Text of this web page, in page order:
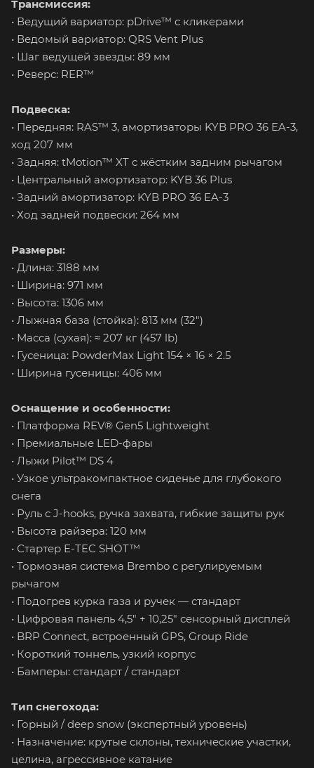
Трансмиссия:
• Ведущий вариатор: pDrive™ с кликерами
• Ведомый вариатор: QRS Vent Plus
• Шаг ведущей звезды: 89 мм
• Реверс: RER™
Подвеска:
• Передняя: RAS™ 3, амортизаторы KYB PRO 36 EA-3,
ход 207 мм
• Задняя: tMotion™ XT с жёстким задним рычагом
• Центральный амортизатор: KYB 36 Plus
• Задний амортизатор: KYB PRO 36 EA-3
• Ход задней подвески: 264 мм
Размеры:
• Длина: 3188 мм
• Ширина: 971 мм
• Высота: 1306 мм
• Лыжная база (стойка): 813 мм (32")
• Масса (сухая): ≈ 207 кг (457 lb)
• Гусеница: PowderMax Light 154 × 16 × 2.5
• Ширина гусеницы: 406 мм
Оснащение и особенности:
• Платформа REV® Gen5 Lightweight
• Премиальные LED-фары
• Лыжи Pilot™ DS 4
• Узкое ультракомпактное сиденье для глубокого
снега
• Руль с J-hooks, ручка захвата, гибкие защиты рук
• Высота райзера: 120 мм
• Стартер E-TEC SHOT™
• Тормозная система Brembo с регулируемым
рычагом
• Подогрев курка газа и ручек — стандарт
• Цифровая панель 4,5" + 10,25" сенсорный дисплей
• BRP Connect, встроенный GPS, Group Ride
• Короткий тоннель, узкий корпус
• Бамперы: стандарт / стандарт
Тип снегохода:
• Горный / deep snow (экспертный уровень)
• Назначение: крутые склоны, технические участки,
целина, агрессивное катание